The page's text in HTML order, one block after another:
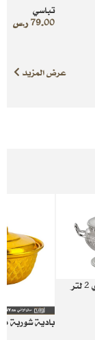
تباسي
79.00ر.س
عرض المزيد
بادية شوربة